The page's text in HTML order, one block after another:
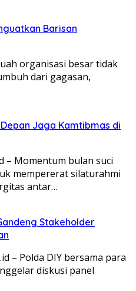
Barisan
organisasi besar tidak
dari gagasan,
Jaga Kamtibmas di
– Momentum bulan suci
mempererat silaturahmi
antar…
Stakeholder
– Polda DIY bersama para
diskusi panel